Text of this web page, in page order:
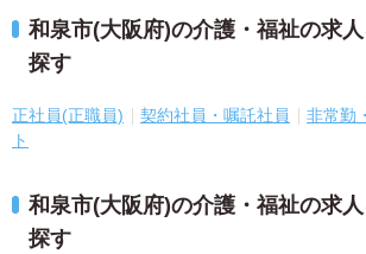
和泉市(大阪府)の介護・福祉の求
探す
正社員(正職員) 契約社員・嘱託社員
非常勤
ト
和泉市(大阪府)の介護・福祉の求
探す